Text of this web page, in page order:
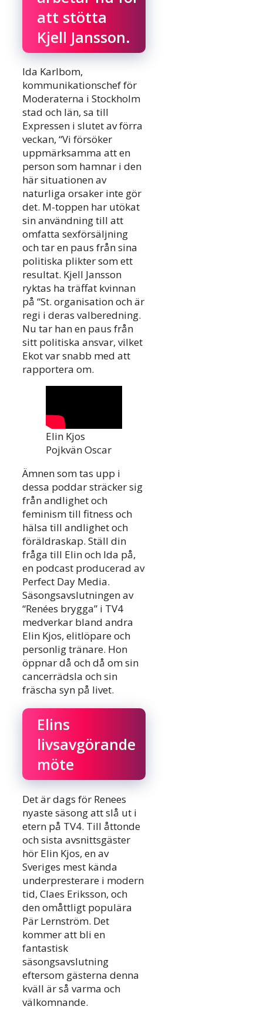
att stötta
Kjell Jansson.
Ida Karlbom,
kommunikationschef för
Moderaterna i Stockholm
stad och län, sa till
Expressen i slutet av förra
veckan, “Vi försöker
uppmärksamma att en
person som hamnar i den
här situationen av
naturliga orsaker inte gör
det. M-toppen har utökat
sin användning till att
omfatta sexförsäljning
och tar en paus från sina
politiska plikter som ett
resultat. Kjell Jansson
ryktas ha träffat kvinnan
på “St. organisation och är
regi i deras valberedning.
Nu tar han en paus från
sitt politiska ansvar, vilket
Ekot var snabb med att
rapportera om.
Elin Kjos
Pojkvän Oscar
Ämnen som tas upp i
dessa poddar sträcker sig
från andlighet och
feminism till fitness och
hälsa till andlighet och
föräldraskap. Ställ din
fråga till Elin och Ida på,
en podcast producerad av
Perfect Day Media.
Säsongsavslutningen av
“Renées brygga” i TV4
medverkar bland andra
Elin Kjos, elitlöpare och
personlig tränare. Hon
öppnar då och då om sin
cancerrädsla och sin
fräscha syn på livet.
Elins
livsavgörande
möte
Det är dags för Renees
nyaste säsong att slå ut i
etern på TV4. Till åttonde
och sista avsnittsgäster
hör Elin Kjos, en av
Sveriges mest kända
underpresterare i modern
tid, Claes Eriksson, och
den omåttligt populära
Pär Lernström. Det
kommer att bli en
fantastisk
säsongsavslutning
eftersom gästerna denna
kväll är så varma och
välkomnande.